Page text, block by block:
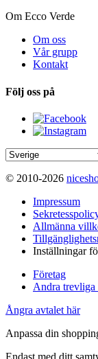
Om Ecco Verde
Om oss
Vår grupp
Kontakt
Följ oss på
© 2010-2026
Impressum
Allmänna
Inställningar
Företag
Andra trevliga
Ångra avtalet här
Anpassa din
Endast med ditt